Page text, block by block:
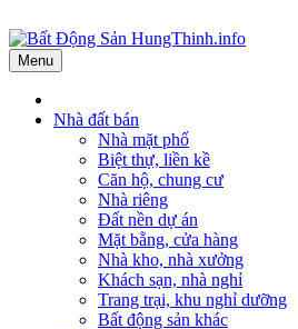
Menu
Nhà đất bán
Nhà mặt phố
Biệt thự, liền kề
Căn hộ, chung cư
Nhà riêng
Đất nền dự án
Mặt bằng, cửa hàng
Nhà kho, nhà xưởng
Khách sạn, nhà nghỉ
Trang trại, khu nghỉ dưỡng
Bất động sản khác